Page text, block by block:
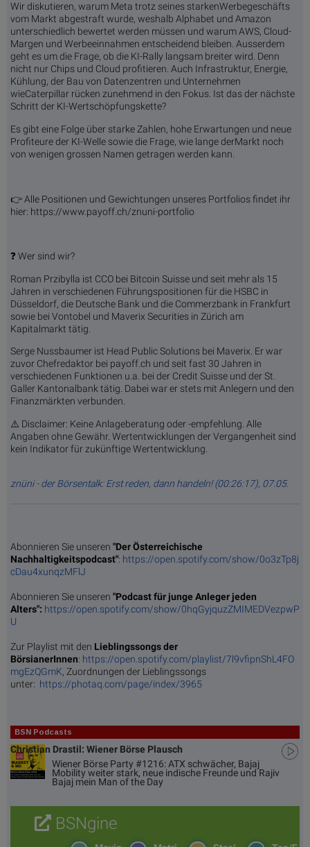
Wir diskutieren, warum Meta trotz seines starkenWerbegeschäfts
vom Markt abgestraft wurde, weshalb Alphabet und Amazon
unterschiedlich bewertet werden müssen und warum AWS, Cloud-
Margen und Werbeeinnahmen entscheidend bleiben. Ausserdem
geht es um die Frage, ob die KI-Rally langsam breiter wird. Denn
nicht nur Chips und Cloud profitieren. Auch Infrastruktur, Energie,
Kühlung, der Bau von Datenzentren und Unternehmen
wieCaterpillar rücken zunehmend in den Fokus. Ist das der nächste
Schritt der KI-Wertschöpfungskette?
Es gibt eine Folge über starke Zahlen, hohe Erwartungen und neue
Profiteure der KI-Welle sowie die Frage, wie lange derMarkt noch
von wenigen grossen Namen getragen werden kann.
👉 Alle Positionen und Gewichtungen unseres Portfolios findet ihr
hier: https://www.payoff.ch/znuni-portfolio
❓ Wer sind wir?
Roman Przibylla ist CCO bei Bitcoin Suisse und seit mehr als 15
Jahren in verschiedenen Führungspositionen für die HSBC in
Düsseldorf, die Deutsche Bank und die Commerzbank in Frankfurt
sowie bei Vontobel und Maverix Securities in Zürich am
Kapitalmarkt tätig.
Serge Nussbaumer ist Head Public Solutions bei Maverix. Er war
zuvor Chefredaktor bei payoff.ch und seit fast 30 Jahren in
verschiedenen Funktionen u.a. bei der Credit Suisse und der St.
Galler Kantonalbank tätig. Dabei war er stets mit Anlegern und den
Finanzmärkten verbunden.
⚠️ Disclaimer: Keine Anlageberatung oder -empfehlung. Alle
Angaben ohne Gewähr. Wertentwicklungen der Vergangenheit sind
kein Indikator für zukünftige Wertentwicklung.
znüni - der Börsentalk: Erst reden, dann handeln! (00:26:17), 07.05.
Abonnieren Sie unseren "Der Österreichische
Nachhaltigkeitspodcast": https://open.spotify.com/show/0o3zTp8j
cDau4xunqzMFlJ
Abonnieren Sie unseren "Podcast für junge Anleger jeden
Alters": https://open.spotify.com/show/0hqGyjquzZMIMEDVezpwP
U
Zur Playlist mit den Lieblingssongs der
BörsianerInnen: https://open.spotify.com/playlist/7l9vfipnShL4FO
mgEzQGmK, Zuordnungen der Lieblingssongs
unter: https://photaq.com/page/index/3965
BSN Podcasts
Christian Drastil: Wiener Börse Plausch
Wiener Börse Party #1216: ATX schwächer, Bajaj
Mobility weiter stark, neue indische Freunde und Rajiv
Bajaj mein Man of the Day
BSNgine